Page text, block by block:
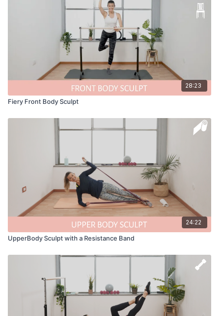
28:23
Fiery Front Body Sculpt
24:22
UpperBody Sculpt with a Resistance Band